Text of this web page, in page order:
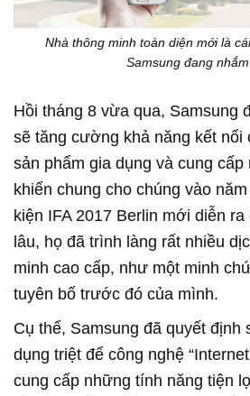
Nhà thông minh toàn diện mới là
Samsung đang
Hồi tháng 8 vừa qua, Samsung
sẽ tăng cường khả năng kết nối
sản phẩm gia dụng và cung cấp
khiển chung cho chúng vào
kiện IFA 2017 Berlin mới diễn
lâu, họ đã trình làng rất nhiều
minh cao cấp, như một minh
tuyên bố trước đó của mình.
Cụ thể, Samsung đã quyết định
dụng triệt để công nghệ
cung cấp những tính năng tiện